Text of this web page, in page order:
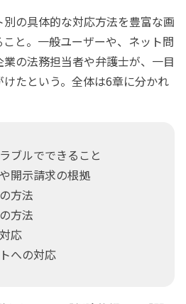
の具体的な対応方法を豊富な画
と。一般ユーザーや、ネット問
の法務担当者や弁護士が、一目
たという。全体は6章に分かれ
ルでできること
開示請求の根拠
方法
方法
応
への対応